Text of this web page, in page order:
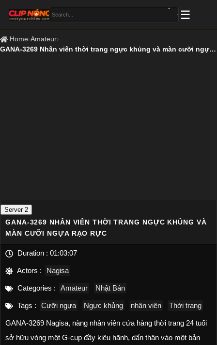
Home›Amateur›
GANA-3269 Nhân viên thời trang ngực khủng và màn cưỡi ngựa rạo rực
Server 2
GANA-3269 NHÂN VIÊN THỜI TRANG NGỰC KHỦNG VÀ
MÀN CƯỠI NGỰA RẠO RỰC
Duration : 01:03:07
Actors : Nagisa
Categories : Amateur Nhật Bản
Tags : Cưỡi ngựa Ngực khủng nhân viên Thời trang
GANA-3269 Nagisa, nàng nhân viên cửa hàng thời trang 24 tuổi
sở hữu vòng một G-cup đầy kiêu hãnh, dấn thân vào một bản